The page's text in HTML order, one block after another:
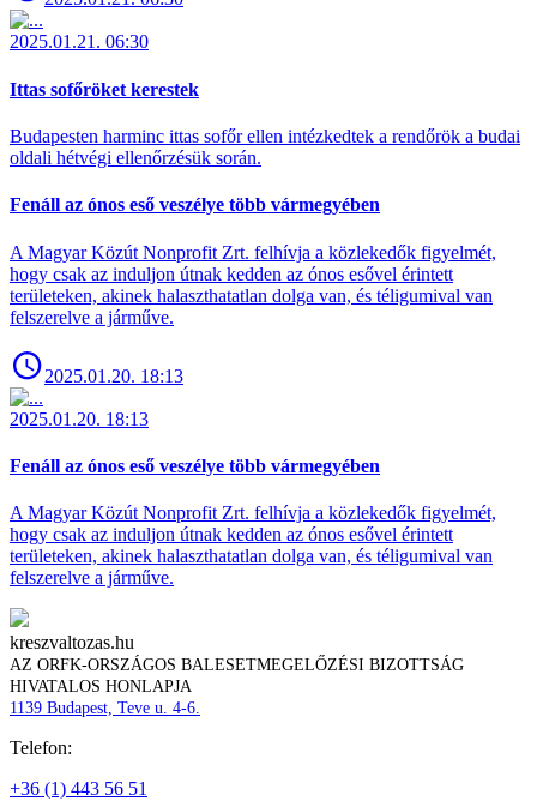
2025.01.21. 06:30
Ittas sofőröket kerestek
Budapesten harminc ittas sofőr ellen intézkedtek a rendőrök a budai
oldali hétvégi ellenőrzésük során.
Fenáll az ónos eső veszélye több vármegyében
A Magyar Közút Nonprofit Zrt. felhívja a közlekedők figyelmét,
hogy csak az induljon útnak kedden az ónos esővel érintett
területeken, akinek halaszthatatlan dolga van, és téligumival van
felszerelve a járműve.
2025.01.20. 18:13
2025.01.20. 18:13
Fenáll az ónos eső veszélye több vármegyében
A Magyar Közút Nonprofit Zrt. felhívja a közlekedők figyelmét,
hogy csak az induljon útnak kedden az ónos esővel érintett
területeken, akinek halaszthatatlan dolga van, és téligumival van
felszerelve a járműve.
kreszvaltozas.hu
AZ ORFK-ORSZÁGOS BALESETMEGELŐZÉSI BIZOTTSÁG
HIVATALOS HONLAPJA
1139 Budapest, Teve u. 4-6.
Telefon:
+36 (1) 443 56 51